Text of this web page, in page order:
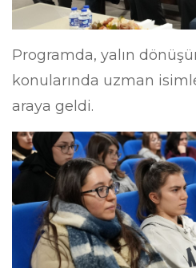
Programda, yalın
konularında uzman
araya geldi.